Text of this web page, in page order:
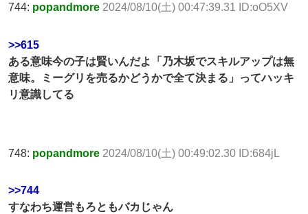
744: popandmore 2024/08/10(土) 00:47:39.31 ID:oO5XV
>>615
ある意味今の子は賢いんだよ「乃木坂でスキルアップは無
意味。ミーグリを売るかどうかで全て決まる」ってハッキ
リ意識してる
748: popandmore 2024/08/10(土) 00:49:02.30 ID:684jL
>>744
すなわち運営もろともバカじゃん